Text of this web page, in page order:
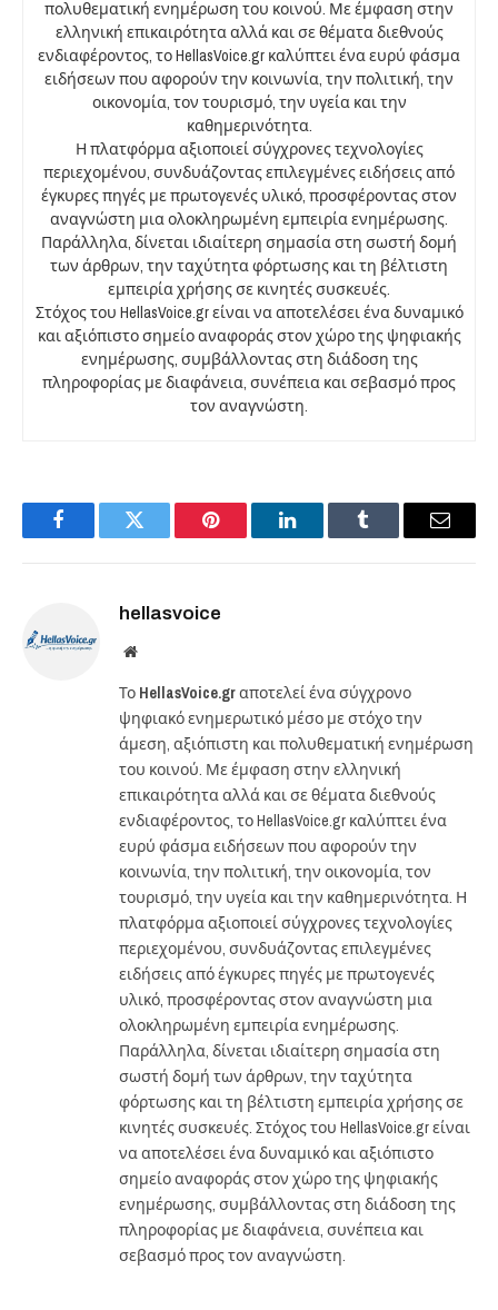
πολυθεματική ενημέρωση του κοινού. Με έμφαση στην
ελληνική επικαιρότητα αλλά και σε θέματα διεθνούς
ενδιαφέροντος, το HellasVoice.gr καλύπτει ένα ευρύ φάσμα
ειδήσεων που αφορούν την κοινωνία, την πολιτική, την
οικονομία, τον τουρισμό, την υγεία και την
καθημερινότητα.
Η πλατφόρμα αξιοποιεί σύγχρονες τεχνολογίες
περιεχομένου, συνδυάζοντας επιλεγμένες ειδήσεις από
έγκυρες πηγές με πρωτογενές υλικό, προσφέροντας στον
αναγνώστη μια ολοκληρωμένη εμπειρία ενημέρωσης.
Παράλληλα, δίνεται ιδιαίτερη σημασία στη σωστή δομή
των άρθρων, την ταχύτητα φόρτωσης και τη βέλτιστη
εμπειρία χρήσης σε κινητές συσκευές.
Στόχος του HellasVoice.gr είναι να αποτελέσει ένα δυναμικό
και αξιόπιστο σημείο αναφοράς στον χώρο της ψηφιακής
ενημέρωσης, συμβάλλοντας στη διάδοση της
πληροφορίας με διαφάνεια, συνέπεια και σεβασμό προς
τον αναγνώστη.
FacebookTwitter Pinterest LinkedInTumblr Email
hellasvoice
Website
Το HellasVoice.grαποτελεί ένα σύγχρονο
ψηφιακό ενημερωτικό μέσο με στόχο την
άμεση, αξιόπιστη και πολυθεματική ενημέρωση
του κοινού. Με έμφαση στην ελληνική
επικαιρότητα αλλά και σε θέματα διεθνούς
ενδιαφέροντος, το HellasVoice.gr καλύπτει ένα
ευρύ φάσμα ειδήσεων που αφορούν την
κοινωνία, την πολιτική, την οικονομία, τον
τουρισμό, την υγεία και την καθημερινότητα. Η
πλατφόρμα αξιοποιεί σύγχρονες τεχνολογίες
περιεχομένου, συνδυάζοντας επιλεγμένες
ειδήσεις από έγκυρες πηγές με πρωτογενές
υλικό, προσφέροντας στον αναγνώστη μια
ολοκληρωμένη εμπειρία ενημέρωσης.
Παράλληλα, δίνεται ιδιαίτερη σημασία στη
σωστή δομή των άρθρων, την ταχύτητα
φόρτωσης και τη βέλτιστη εμπειρία χρήσης σε
κινητές συσκευές. Στόχος του HellasVoice.gr είναι
να αποτελέσει ένα δυναμικό και αξιόπιστο
σημείο αναφοράς στον χώρο της ψηφιακής
ενημέρωσης, συμβάλλοντας στη διάδοση της
πληροφορίας με διαφάνεια, συνέπεια και
σεβασμό προς τον αναγνώστη.